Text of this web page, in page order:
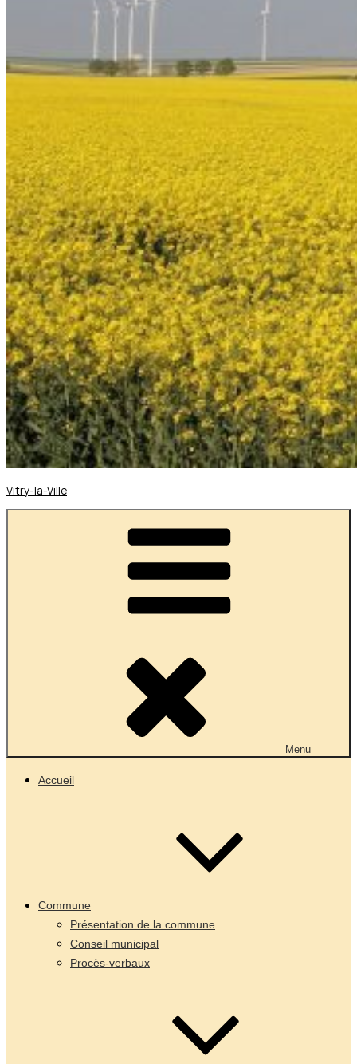
Vitry-la-Ville
Menu
Accueil
Commune
Présentation de la commune
Conseil municipal
Procès-verbaux